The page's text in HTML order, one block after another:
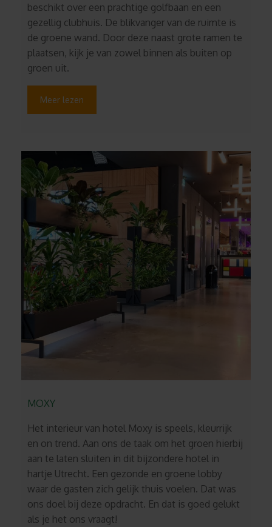
beschikt over een prachtige golfbaan en een
gezellig clubhuis. De blikvanger van de ruimte is
de groene wand. Door deze naast grote ramen te
plaatsen, kijk je van zowel binnen als buiten op
groen uit.
Meer lezen
MOXY
Het interieur van hotel Moxy is speels, kleurrijk
en on trend. Aan ons de taak om het groen hierbij
aan te laten sluiten in dit bijzondere hotel in
hartje Utrecht. Een gezonde en groene lobby
waar de gasten zich gelijk thuis voelen. Dat was
ons doel bij deze opdracht. En dat is goed gelukt
als je het ons vraagt!